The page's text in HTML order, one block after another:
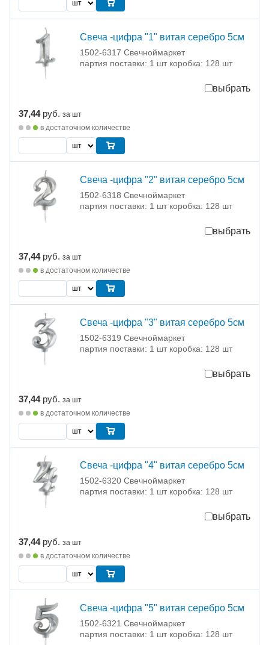
Свеча -цифра "1" витая серебро 5см
1502-6317 Свечноймаркет
партия поставки: 1 шт коробка: 128 шт
выбрать
37,44 руб. за шт
в достаточном количестве
Свеча -цифра "2" витая серебро 5см
1502-6318 Свечноймаркет
партия поставки: 1 шт коробка: 128 шт
выбрать
37,44 руб. за шт
в достаточном количестве
Свеча -цифра "3" витая серебро 5см
1502-6319 Свечноймаркет
партия поставки: 1 шт коробка: 128 шт
выбрать
37,44 руб. за шт
в достаточном количестве
Свеча -цифра "4" витая серебро 5см
1502-6320 Свечноймаркет
партия поставки: 1 шт коробка: 128 шт
выбрать
37,44 руб. за шт
в достаточном количестве
Свеча -цифра "5" витая серебро 5см
1502-6321 Свечноймаркет
партия поставки: 1 шт коробка: 128 шт